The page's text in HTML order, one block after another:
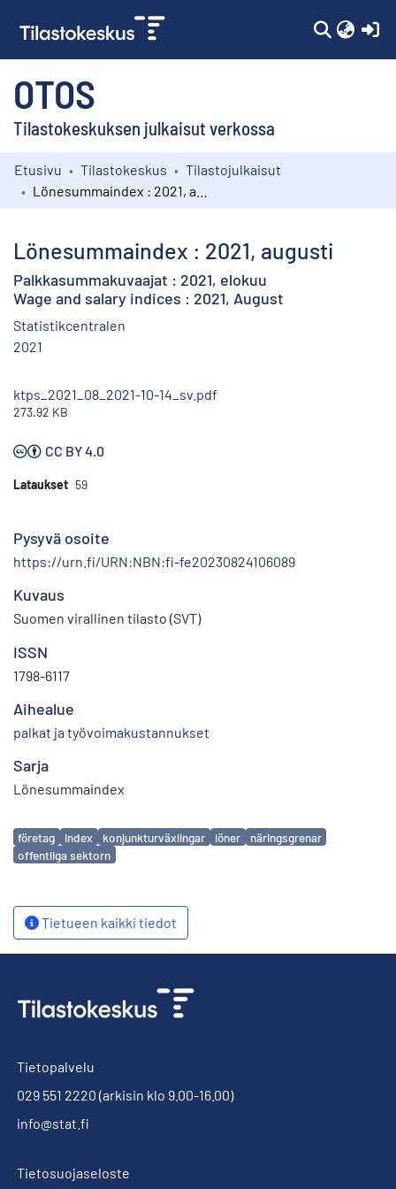
OTOS
Tilastokeskuksen julkaisut verkossa
Kokoelmat
Etusivu Tilastokeskus
Tilastojulkaisut
Lönesummaindex : 2021, augusti
Palkkasummakuvaajat : 2021, elokuu
Wage and salary indices : 2021, August
Statistikcentralen
2021
ktps_2021_08_2021-10-14_sv.pdf
273.92 KB
CC BY 4.0
Lataukset 59
Pysyvä osoite
https://urn.fi/URN:NBN:fi-fe20230824106089
Kuvaus
Suomen virallinen tilasto (SVT)
ISSN
1798-6117
Aihealue
palkat ja työvoimakustannukset
Sarja
Lönesummaindex
Avainsanat
företag index konjunkturväxlingar löner
näringsgrenar
offentliga sektorn
Tietueen kaikki tiedot
Tietopalvelu
029 551 2220 (arkisin klo 9.00-16.00)
info@stat.fi
Tietosuojaseloste